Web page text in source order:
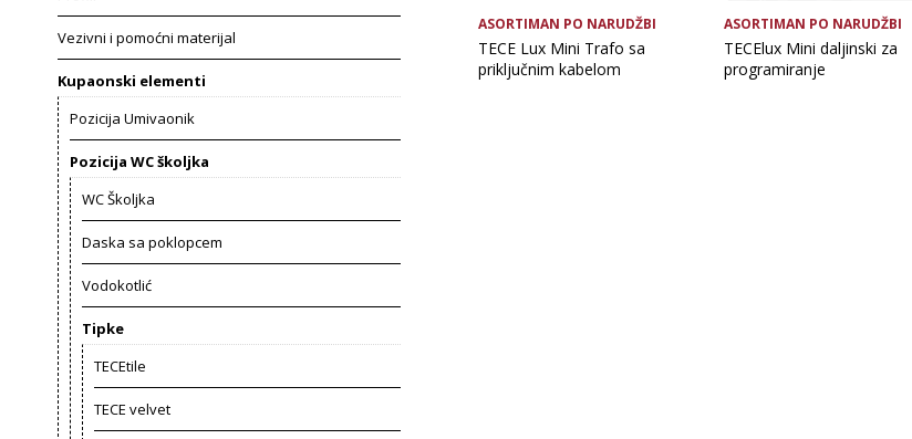
Vezivni i pomoćni materijal
Kupaonski elementi
Pozicija Umivaonik
Pozicija WC školjka
WC Školjka
Daska sa poklopcem
Vodokotlić
Tipke
TECEtile
TECE velvet
ASORTIMAN PO NARUDŽBI
TECE Lux Mini Trafo sa
priključnim kabelom
ASORTIMAN PO NARUDŽBI
TECElux Mini daljinski za
programiranje